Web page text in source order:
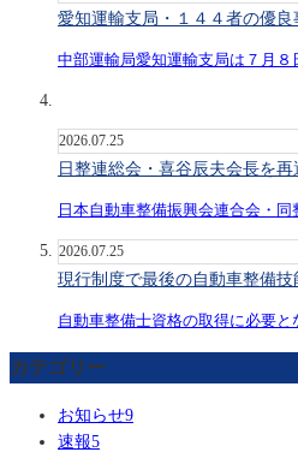
愛知運輸支局・１４４者の優
中部運輸局愛知運輸支局は７月
2026.07.25
日整連総会・喜谷辰夫会長を
日本自動車整備振興会連合会・
2026.07.25
現行制度で最後の自動車整備
自動車整備士資格の取得に必要
カテゴリー
お知らせ9
速報5